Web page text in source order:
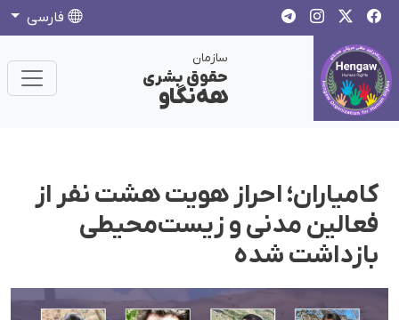
فارسی
سازمان
حقوق بشری
هەنگاو
کامیاران؛ احراز هویت هشت نفر از
فعالین مدنی و زیست‌محیطی
بازداشت شده